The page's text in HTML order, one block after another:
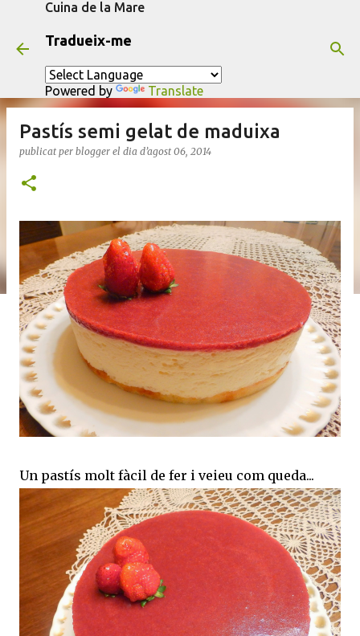
Cuina de la Mare
Tradueix-me
Powered by Translate
Pastís semi gelat de maduixa
publicat per blogger el dia d’agost 06, 2014
Un pastís molt fàcil de fer i veieu com queda...